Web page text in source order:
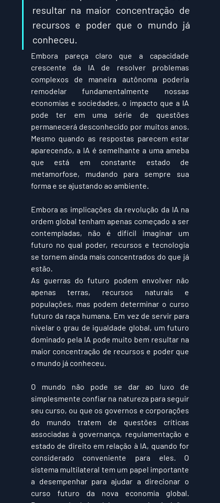
resultar na maior concentração de
recursos e poder que o mundo já
conheceu.
Embora pareça claro que a capacidade
crescente da IA ​​de resolver problemas
complexos de maneira autônoma poderia
remodelar fundamentalmente nossas
economias e sociedades, o impacto que a IA
pode ter em uma série de questões
permanecerá desconhecido por muitos anos.
Mesmo quando as respostas parecem estar
aparecendo, a IA é semelhante a uma ameba
que está em constante estado de
metamorfose, mudando para sempre sua
forma e se ajustando ao ambiente.
Embora as implicações da revolução da IA ​​na
ordem global tenham apenas começado a ser
contempladas, não é difícil imaginar um
futuro no qual poder, recursos e tecnologia
se tornem ainda mais concentrados do que já
estão.
As guerras do futuro podem envolver não
apenas terras, recursos naturais e
populações, mas podem determinar o curso
futuro da raça humana. Em vez de servir para
nivelar o grau de igualdade global, um futuro
dominado pela IA pode muito bem resultar na
maior concentração de recursos e poder que
o mundo já conheceu.
O mundo não pode se dar ao luxo de
simplesmente confiar na natureza para seguir
seu curso, ou que os governos e corporações
do mundo tratem de questões críticas
associadas à governança, regulamentação e
estado de direito em relação à IA, quando for
considerado conveniente para eles. O
sistema multilateral tem um papel importante
a desempenhar para ajudar a direcionar o
curso futuro da nova economia global.